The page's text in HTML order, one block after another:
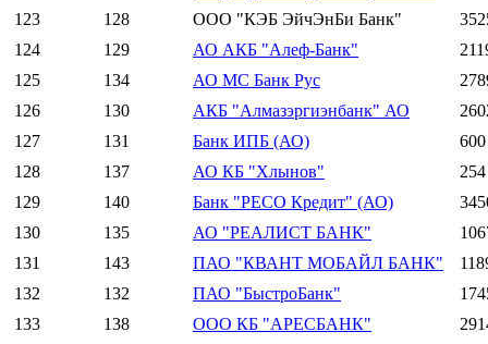
123
128 ООО "КЭБ ЭйчЭнБи Банк"
124
129 АО АКБ "Алеф-Банк"
125
134 АО МС Банк Рус
126
130 АКБ "Алмазэргиэнбанк" АО
127
131 Банк ИПБ (АО)
600
128
137 АО КБ "Хлынов"
254
129
140 Банк "РЕСО Кредит" (АО)
130
135 АО "РЕАЛИСТ БАНК"
131
143 ПАО "КВАНТ МОБАЙЛ БАНК"
132
132 ПАО "БыстроБанк"
133
138 ООО КБ "АРЕСБАНК"